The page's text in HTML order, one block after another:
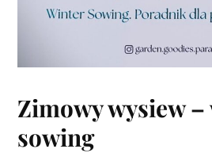
Zimowy wysiew
sowing